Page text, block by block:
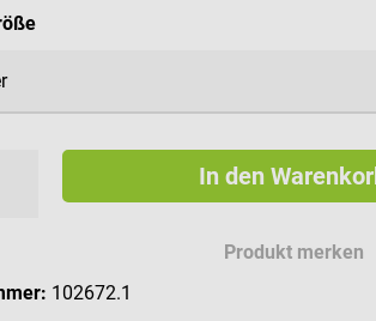
auswählen
In den
Produkt merken
102672.1